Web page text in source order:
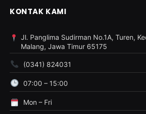
KONTAK KAMI
Jl. Panglima Sudirman No.1A, Turen,
Malang, Jawa Timur 65175
(0341) 824031
07:00 – 15:00
Mon – Fri